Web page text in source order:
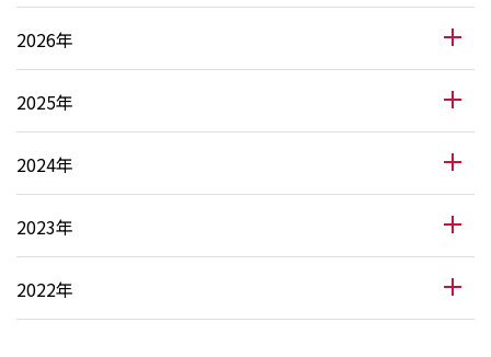
2026年
2025年
2024年
2023年
2022年